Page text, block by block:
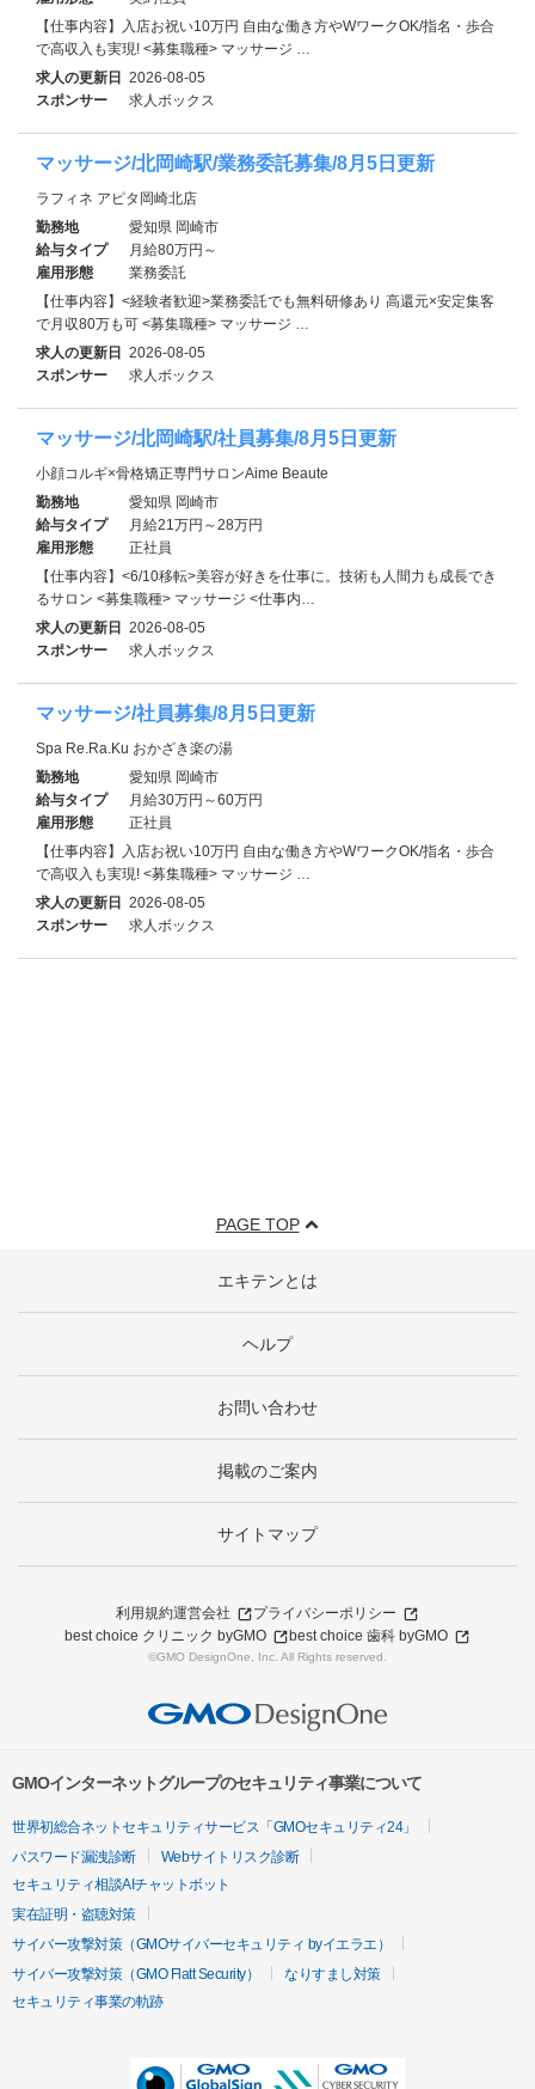
【仕事内容】入店お祝い10万円 自由な働き方やWワークOK/指名・歩合
で高収入も実現! <募集職種> マッサージ …
求人の更新日 2026-08-05
スポンサー
求人ボックス
マッサージ/北岡崎駅/業務委託募集/8月5日更新
ラフィネ アピタ岡崎北店
勤務地
愛知県 岡崎市
給与タイプ
月給80万円～
雇用形態
業務委託
【仕事内容】<経験者歓迎>業務委託でも無料研修あり 高還元×安定集客
で月収80万も可 <募集職種> マッサージ …
求人の更新日 2026-08-05
スポンサー
求人ボックス
マッサージ/北岡崎駅/社員募集/8月5日更新
小顔コルギ×骨格矯正専門サロンAime Beaute
勤務地
愛知県 岡崎市
給与タイプ
月給21万円～28万円
雇用形態
正社員
【仕事内容】<6/10移転>美容が好きを仕事に。技術も人間力も成長でき
るサロン <募集職種> マッサージ <仕事内…
求人の更新日 2026-08-05
スポンサー
求人ボックス
マッサージ/社員募集/8月5日更新
Spa Re.Ra.Ku おかざき楽の湯
勤務地
愛知県 岡崎市
給与タイプ
月給30万円～60万円
雇用形態
正社員
【仕事内容】入店お祝い10万円 自由な働き方やWワークOK/指名・歩合
で高収入も実現! <募集職種> マッサージ …
求人の更新日 2026-08-05
スポンサー
求人ボックス
PAGE TOP
エキテンとは
ヘルプ
お問い合わせ
掲載のご案内
サイトマップ
利用規約運営会社
プライバシーポリシー
best choice クリニック byGMO
best choice 歯科 byGMO
©GMO DesignOne, Inc. All Rights reserved.
GMOインターネットグループのセキュリティ事業について
世界初総合ネットセキュリティサービス「GMOセキュリティ24」
パスワード漏洩診断
Webサイトリスク診断
セキュリティ相談AIチャットボット
実在証明・盗聴対策
サイバー攻撃対策（GMOサイバーセキュリティ byイエラエ）
サイバー攻撃対策（GMO Flatt Security）
なりすまし対策
セキュリティ事業の軌跡